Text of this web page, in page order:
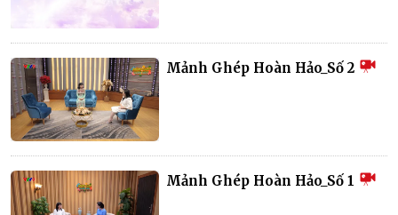
Mảnh Ghép Hoàn Hảo_Số 2
Mảnh Ghép Hoàn Hảo_Số 1